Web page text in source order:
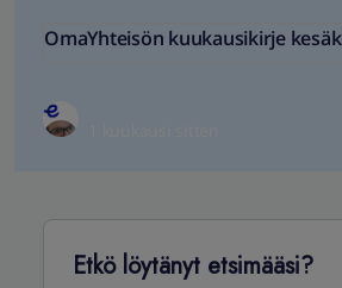
OmaYhteisön kuukausikirje
Etkö löytänyt etsimääsi?